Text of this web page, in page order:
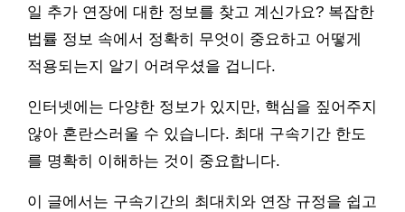
일 추가 연장에 대한 정보를 찾고 계신가요? 복잡한
법률 정보 속에서 정확히 무엇이 중요하고 어떻게
적용되는지 알기 어려우셨을 겁니다.
인터넷에는 다양한 정보가 있지만, 핵심을 짚어주지
않아 혼란스러울 수 있습니다. 최대 구속기간 한도
를 명확히 이해하는 것이 중요합니다.
이 글에서는 구속기간의 최대치와 연장 규정을 쉽고